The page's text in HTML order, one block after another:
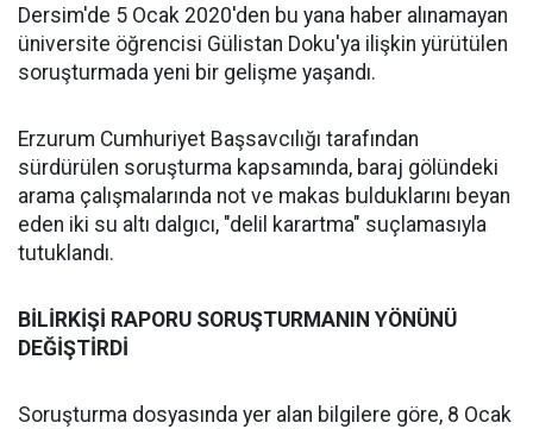
Dersim'de 5 Ocak 2020'den bu yana haber alınamayan
üniversite öğrencisi Gülistan Doku'ya ilişkin yürütülen
soruşturmada yeni bir gelişme yaşandı.
Erzurum Cumhuriyet Başsavcılığı tarafından
sürdürülen soruşturma kapsamında, baraj gölündeki
arama çalışmalarında not ve makas bulduklarını beyan
eden iki su altı dalgıcı, "delil karartma" suçlamasıyla
tutuklandı.
BİLİRKİŞİ RAPORU SORUŞTURMANIN YÖNÜNÜ
DEĞİŞTİRDİ
Soruşturma dosyasında yer alan bilgilere göre, 8 Ocak